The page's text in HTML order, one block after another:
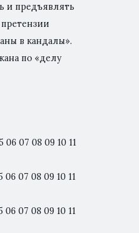
и предъявлять
в кандалы».
по «делу
06 07 08 09 10 11
06 07 08 09 10 11
06 07 08 09 10 11